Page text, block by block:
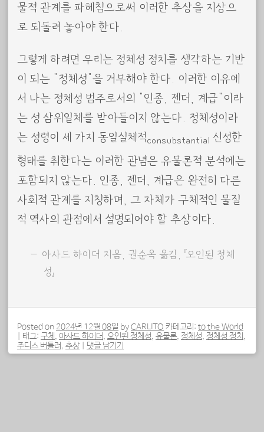
물적 관계를 파헤침으로써 이러한 추상을 지상으
로 되돌려 놓아야 한다.
그렇게 하려면 우리는 정체성 정치를 생각하는 기반
이 되는 “정체성”을 거부해야 한다. 이러한 이유에
서 나는 정체성 범주로서의 “인종, 젠더, 계급”이라
는 성 삼위일체를 받아들이지 않는다. 정체성이라
는 성령이 세 가지 동일실체적consubstantial 신성한
형태를 취한다는 이러한 관념은 유물론적 분석에는
포함되지 않는다. 인종, 젠더, 계급은 완전히 다른
사회적 관계를 지칭하며, 그 자체가 구체적인 물질
적 역사의 관점에서 설명되어야 할 추상이다.
아사드 하이더 지음, 권순옥 옮김, 『오인된 정체
성』
Posted on 2024년 12월 08일 byCARLITO 카테고리: to the World
태그: 구체 , 아사드 하이더, 오인된 정체성, 유물론, 정체성, 정체성 정치 ,
주디스 버틀러, 추상 댓글 남기기